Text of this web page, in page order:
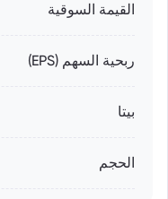
القيمة السوقية
ربحية السهم (EPS)
بيتا
الحجم